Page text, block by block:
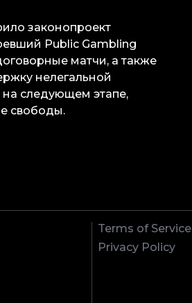
законопроект
Public Gambling
матчи, а также
нелегальной
на следующем этапе,
свободы.
Terms of Service
Privacy Policy